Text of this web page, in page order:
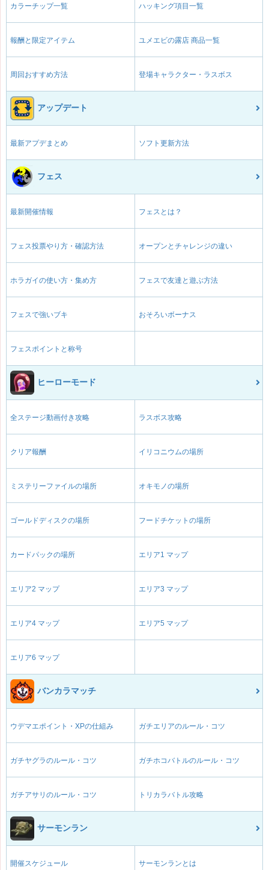
カラーチップ一覧 ハッキング項目一覧
報酬と限定アイテム ユメエビの露店 商品一覧
周回おすすめ方法 登場キャラクター・ラスボス
アップデート
最新アプデまとめ ソフト更新方法
フェス
最新開催情報 フェスとは？
フェス投票やり方・確認方法 オープンとチャレンジの違い
ホラガイの使い方・集め方 フェスで友達と遊ぶ方法
フェスで強いブキ おそろいボーナス
フェスポイントと称号
ヒーローモード
全ステージ動画付き攻略 ラスボス攻略
クリア報酬 イリコニウムの場所
ミステリーファイルの場所 オキモノの場所
ゴールドディスクの場所 フードチケットの場所
カードパックの場所 エリア1 マップ
エリア2 マップ エリア3 マップ
エリア4 マップ エリア5 マップ
エリア6 マップ
バンカラマッチ
ウデマエポイント・XPの仕組み ガチエリアのルール・コツ
ガチヤグラのルール・コツ ガチホコバトルのルール・コツ
ガチアサリのルール・コツ トリカラバトル攻略
サーモンラン
開催スケジュール サーモンランとは